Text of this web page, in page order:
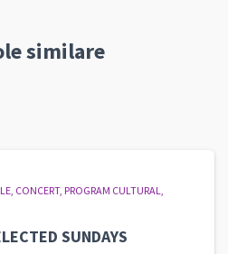
similare
CONCERT PROGRAM CULTURAL
SUNDAYS